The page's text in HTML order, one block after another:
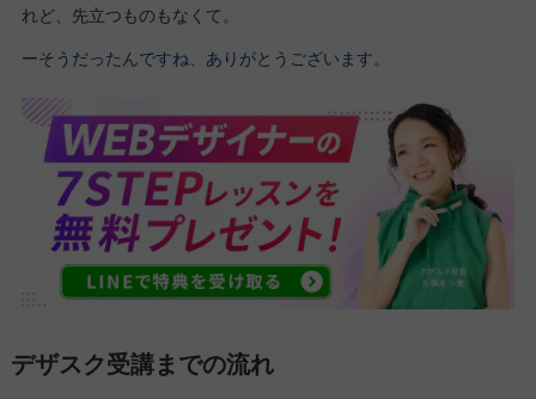
れど、先立つものもなくて。
ーそうだったんですね、ありがとうございます。
デザスク受講までの流れ